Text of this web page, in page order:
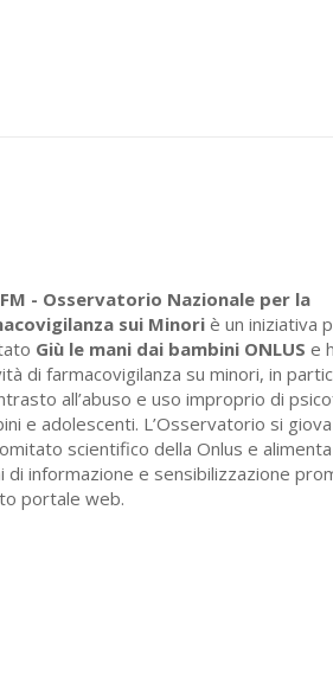
- Osservatorio Nazionale per la
sui Minoriè un iniziativa
Giù le mani dai bambini ONLUS e
di farmacovigilanza su minori, in
all’abuso e uso improprio di
e adolescenti. L’Osservatorio si
scientifico della Onlus e
di informazione e sensibilizzazione
portale web.